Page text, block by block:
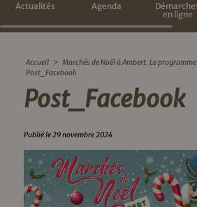
Actualités Agenda
en ligne
Accueil > Marchés de Noël à Ambert. Le
Post_Facebook
Post_Facebook
Publié le 29 novembre 2024